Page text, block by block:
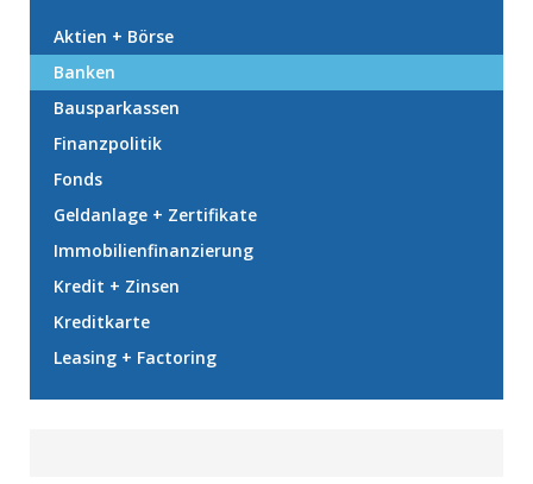
Aktien + Börse
Banken
Bausparkassen
Finanzpolitik
Fonds
Geldanlage + Zertifikate
Immobilienfinanzierung
Kredit + Zinsen
Kreditkarte
Leasing + Factoring